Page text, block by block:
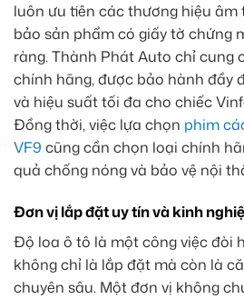
luôn ưu tiên các thương hiệu
bảo sản phẩm có giấy tờ chứng
ràng. Thành Phát Auto chỉ cung
chính hãng, được bảo hành đầy
và hiệu suất tối đa cho chiếc
Đồng thời, việc lựa chọn phim
VF9 cũng cần chọn loại chính
quả chống nóng và bảo vệ nội
Đơn vị lắp đặt uy tín và kinh
Độ loa ô tô là một công việc đòi
không chỉ là lắp đặt mà còn là
chuyên sâu. Một đơn vị không